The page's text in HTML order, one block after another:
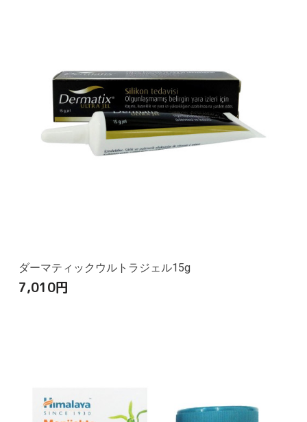
ダーマティックウルトラジェル15g
7,010円